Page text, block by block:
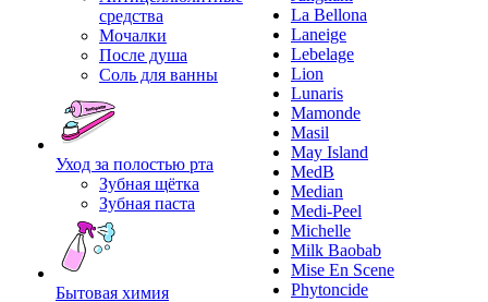
средства
Мочалки
После душа
Соль для ванны
Уход за полостью рта
Зубная щётка
Зубная паста
Бытовая химия
La Bellona
Laneige
Lebelage
Lion
Lunaris
Mamonde
Masil
May Island
MedB
Median
Medi-Peel
Michelle
Milk Baobab
Mise En Scene
Phytoncide